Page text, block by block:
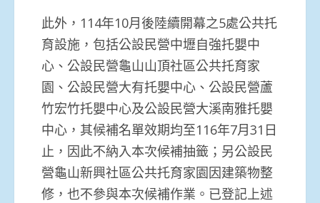
此外，114年10月後陸續開幕之5處公共托
育設施，包括公設民營中壢自強托嬰中
心、公設民營龜山山頂社區公共托育家
園、公設民營大有托嬰中心、公設民營蘆
竹宏竹托嬰中心及公設民營大溪南雅托嬰
中心，其候補名單效期均至116年7月31日
止，因此不納入本次候補抽籤；另公設民
營龜山新興社區公共托育家園因建築物整
修，也不參與本次候補作業。已登記上述